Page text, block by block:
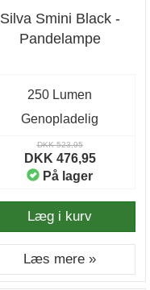
Silva Smini Black -
Pandelampe
250 Lumen
Genopladelig
DKK 523,95
DKK 476,95
På lager
Læg i kurv
Læs mere »